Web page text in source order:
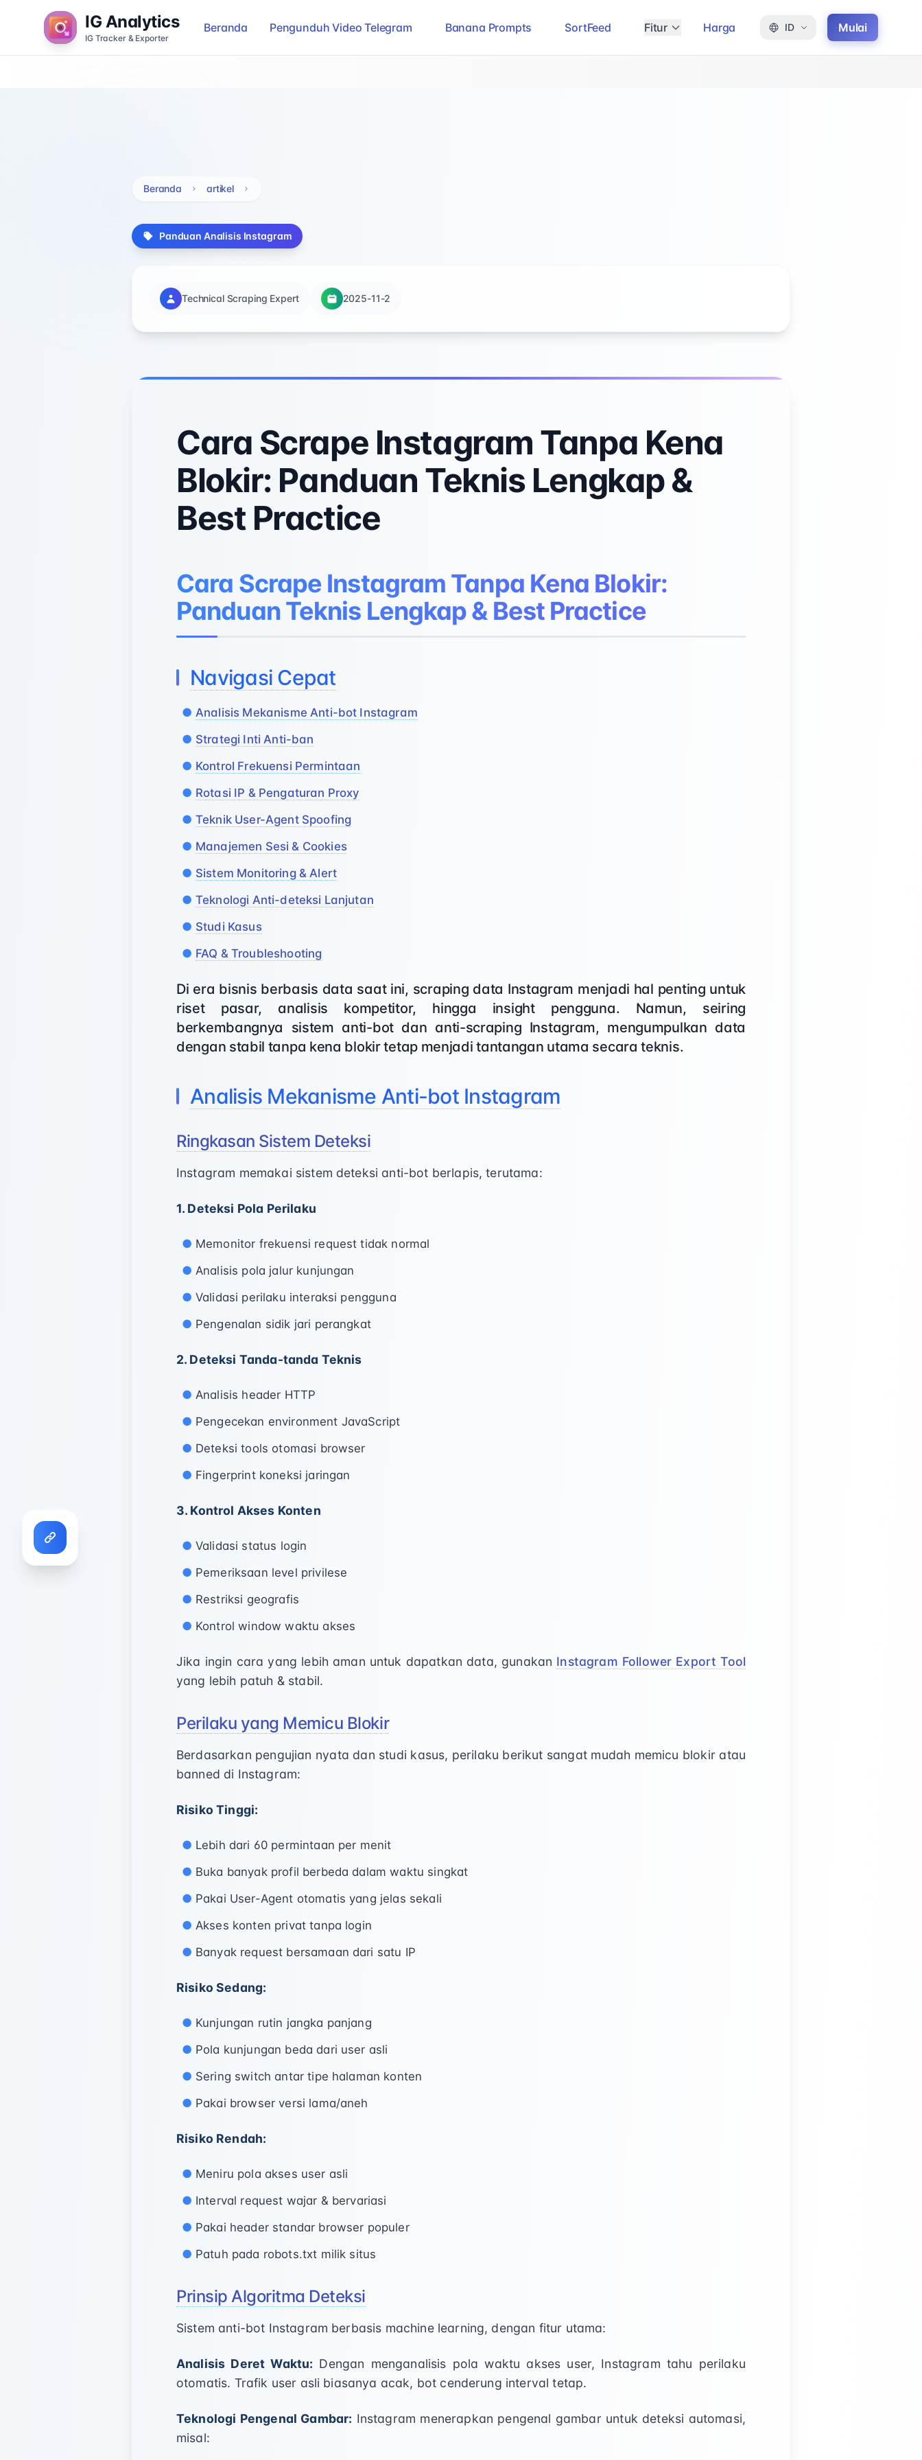
IG Analytics
IG Tracker & Exporter
Beranda Pengunduh Video Telegram Banana Prompts SortFeed Fitur Harga ID Mulai
Beranda artikel
Panduan Analisis Instagram
Technical Scraping Expert 2025-11-2
Cara Scrape Instagram Tanpa Kena
Blokir: Panduan Teknis Lengkap &
Best Practice
Cara Scrape Instagram Tanpa Kena Blokir:
Panduan Teknis Lengkap & Best Practice
Navigasi Cepat
Analisis Mekanisme Anti-bot Instagram
Strategi Inti Anti-ban
Kontrol Frekuensi Permintaan
Rotasi IP & Pengaturan Proxy
Teknik User-Agent Spoofing
Manajemen Sesi & Cookies
Sistem Monitoring & Alert
Teknologi Anti-deteksi Lanjutan
Studi Kasus
FAQ & Troubleshooting
Di era bisnis berbasis data saat ini, scraping data Instagram menjadi hal penting untuk
riset pasar, analisis kompetitor, hingga insight pengguna. Namun, seiring
berkembangnya sistem anti-bot dan anti-scraping Instagram, mengumpulkan data
dengan stabil tanpa kena blokir tetap menjadi tantangan utama secara teknis.
Analisis Mekanisme Anti-bot Instagram
Ringkasan Sistem Deteksi
Instagram memakai sistem deteksi anti-bot berlapis, terutama:
1. Deteksi Pola Perilaku
Memonitor frekuensi request tidak normal
Analisis pola jalur kunjungan
Validasi perilaku interaksi pengguna
Pengenalan sidik jari perangkat
2. Deteksi Tanda-tanda Teknis
Analisis header HTTP
Pengecekan environment JavaScript
Deteksi tools otomasi browser
Fingerprint koneksi jaringan
3. Kontrol Akses Konten
Validasi status login
Pemeriksaan level privilese
Restriksi geografis
Kontrol window waktu akses
Jika ingin cara yang lebih aman untuk dapatkan data, gunakan Instagram Follower Export Tool
yang lebih patuh & stabil.
Perilaku yang Memicu Blokir
Berdasarkan pengujian nyata dan studi kasus, perilaku berikut sangat mudah memicu blokir atau
banned di Instagram:
Risiko Tinggi:
Lebih dari 60 permintaan per menit
Buka banyak profil berbeda dalam waktu singkat
Pakai User-Agent otomatis yang jelas sekali
Akses konten privat tanpa login
Banyak request bersamaan dari satu IP
Risiko Sedang:
Kunjungan rutin jangka panjang
Pola kunjungan beda dari user asli
Sering switch antar tipe halaman konten
Pakai browser versi lama/aneh
Risiko Rendah:
Meniru pola akses user asli
Interval request wajar & bervariasi
Pakai header standar browser populer
Patuh pada robots.txt milik situs
Prinsip Algoritma Deteksi
Sistem anti-bot Instagram berbasis machine learning, dengan fitur utama:
Analisis Deret Waktu: Dengan menganalisis pola waktu akses user, Instagram tahu perilaku
otomatis. Trafik user asli biasanya acak, bot cenderung interval tetap.
Teknologi Pengenal Gambar: Instagram menerapkan pengenal gambar untuk deteksi automasi,
misal: